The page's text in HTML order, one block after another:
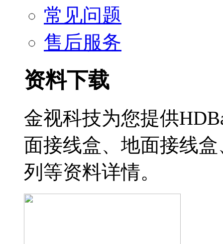
常见问题
售后服务
资料下载
金视科技为您提供
面接线盒、地面接线
列等资料详情。